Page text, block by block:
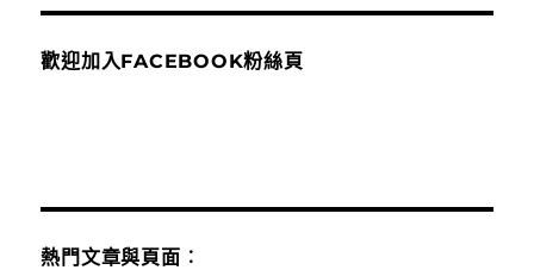
歡迎加入FACEBOOK粉絲頁
熱門文章與頁面︰